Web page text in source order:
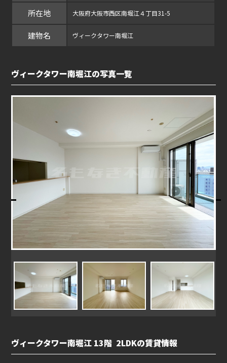
所在地 大阪府大阪市西区南堀江４丁目31-5
建物名 ヴィークタワー南堀江
ヴィークタワー南堀江の写真一覧
ヴィークタワー南堀江 13階 2LDKの賃貸情報